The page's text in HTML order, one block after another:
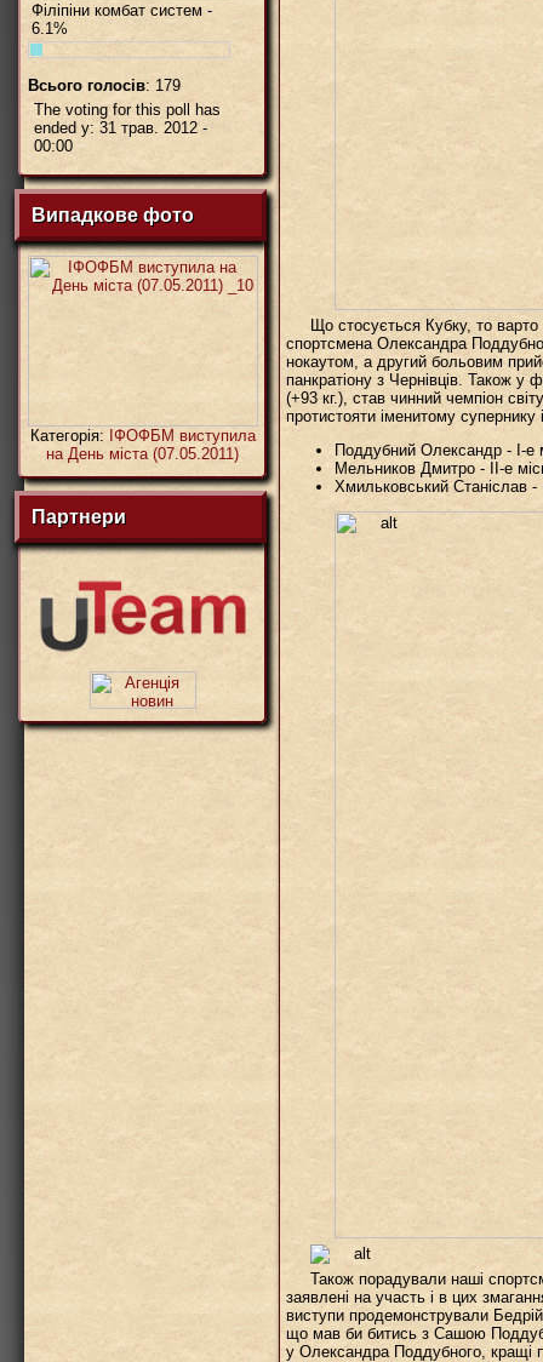
Філіпіни комбат систем -
6.1%
Всього голосів: 179
The voting for this poll has
ended у: 31 трав. 2012 -
00:00
Випадкове фото
Категорія: ІФОФБМ виступила
на День міста (07.05.2011)
Партнери
Що стосується Кубку, то варто
спортсмена Олександра
нокаутом, а другий больовим
панкратіону з Чернівців. Також у
(+93 кг.), став чинний чемпіон
протистояти іменитому
Поддубний Олександр - І-е
Мельников Дмитро - ІІ-е
Хмильковський Станіслав -
Також порадували наші
заявлені на участь і в цих
виступи продемонстрували
що мав би битись з Сашою
у Олександра Поддубного, кращі